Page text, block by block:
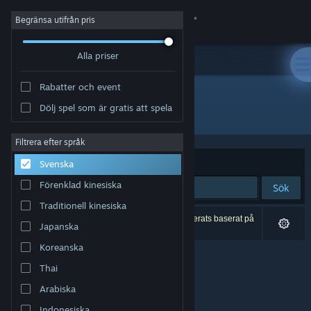
Logga in
Om
Support
Byt språk
Skaffa Steams mobilapp
Se skrivbordswebbplats
Begränsa utifrån pris
Alla priser
Rabatter och event
Dölj spel som är gratis att spela
Filtrera efter språk
Svenska
Förenklad kinesiska
Traditionell kinesiska
Japanska
Koreanska
Thai
Arabiska
Utvecklare: The Last Developer
Sortera efter Relevans
Sök
0 träffar matchade din sökning. 1 titel har exkluderats baserat på
dina preferenser.